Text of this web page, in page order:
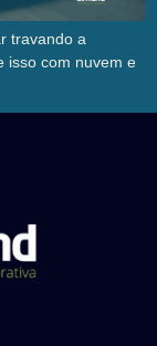
travando a
isso com nuvem e